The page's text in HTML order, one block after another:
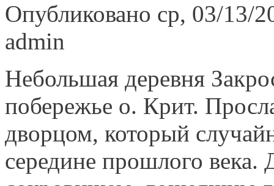
Опубликовано ср, 03/13/
admin
Небольшая деревня
побережье о. Крит.
дворцом, который
середине прошлого века.